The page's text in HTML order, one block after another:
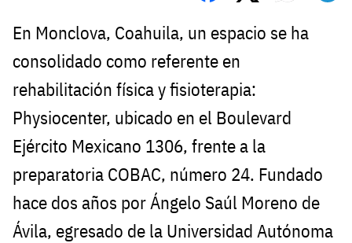
En Monclova, Coahuila, un espacio se ha
consolidado como referente en
rehabilitación física y fisioterapia:
Physiocenter, ubicado en el Boulevard
Ejército Mexicano 1306, frente a la
preparatoria COBAC, número 24. Fundado
hace dos años por Ángelo Saúl Moreno de
Ávila, egresado de la Universidad Autónoma